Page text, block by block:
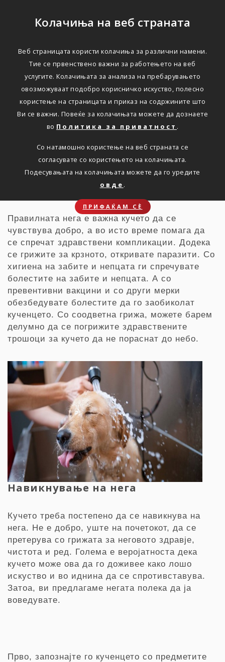
Колачиња на веб страната
Веб страницата користи колачиња за различни намени.
Тие се првенствено важни за работењето на веб
услугите. Колачињата за анализа на пребарувањето
овозможуваат подобро корисничко искуство, полесно
користење на страницата и приказ на содржините што
Ви се важни. Повеќе за колачињата можете да дознаете
во Политика за приватност .
Со натамошно користење на веб страната се
согласувате со користењето на колачињата.
Подесувањата на колачињата можете да го уредите
овде .
ПРИФАЌАМ СЀ
Совети за негувано куче
Новости Совет 31. 03.2022
Погрижете се кучето да биде
негувано, здраво и
задоволно.
Правилната нега е важна кучето да се
чувствува добро, а во исто време помага да
се спречат здравствени компликации. Додека
се грижите за крзното, откривате паразити. Со
хигиена на забите и непцата ги спречувате
болестите на забите и непцата. А со
превентивни вакцини и со други мерки
обезбедувате болестите да го заобиколат
кученцето. Со соодветна грижа, можете барем
делумно да се погрижите здравствените
трошоци за кучето да не пораснат до небо.
Навикнување на нега
Кучето треба постепено да се навикнува на
нега. Не е добро, уште на почетокот, да се
претерува со грижата за неговото здравје,
чистота и ред. Голема е веројатноста дека
кучето може ова да го доживее како лошо
искуство и во иднина да се спротивставува.
Затоа, ви предлагаме негата полека да ja
воведувате.
Прво, запознајте го кученцето со предметите